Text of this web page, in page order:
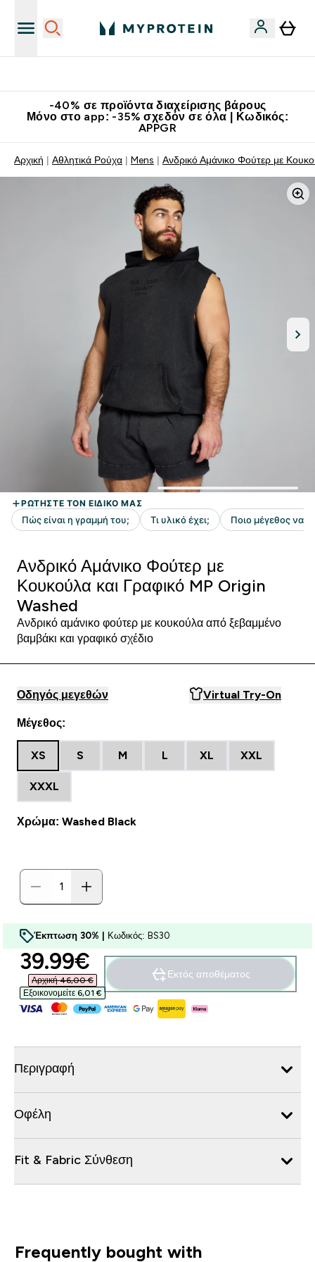
-40% σε προϊόντα διαχείρισης βάρους
Μόνο στο app: -35% σχεδόν σε όλα | Κωδικός:
APPGR
Αρχική Αθλητικά Ρούχα Mens Ανδρικό Αμάνικο Φούτερ με
Ανδρικό Αμάνικο Φούτερ με
Κουκούλα και Γραφικό MP Origin
Washed
Ανδρικό αμάνικο φούτερ με κουκούλα από ξεβαμμένο
βαμβάκι και γραφικό σχέδιο
Οδηγός μεγεθών Virtual Try-On
Μέγεθος:
XS S M L XL XXL
XXXL
Χρώμα: Washed Black
Έκπτωση 30% | Κωδικός: BS30
discounted price
39.99€‎
Αρχική 46,00 €‎
Εξοικονομείτε 6,01 €‎
Εκτός αποθέματος
Περιγραφή
Οφέλη
Fit & Fabric Σύνθεση
Frequently bought with